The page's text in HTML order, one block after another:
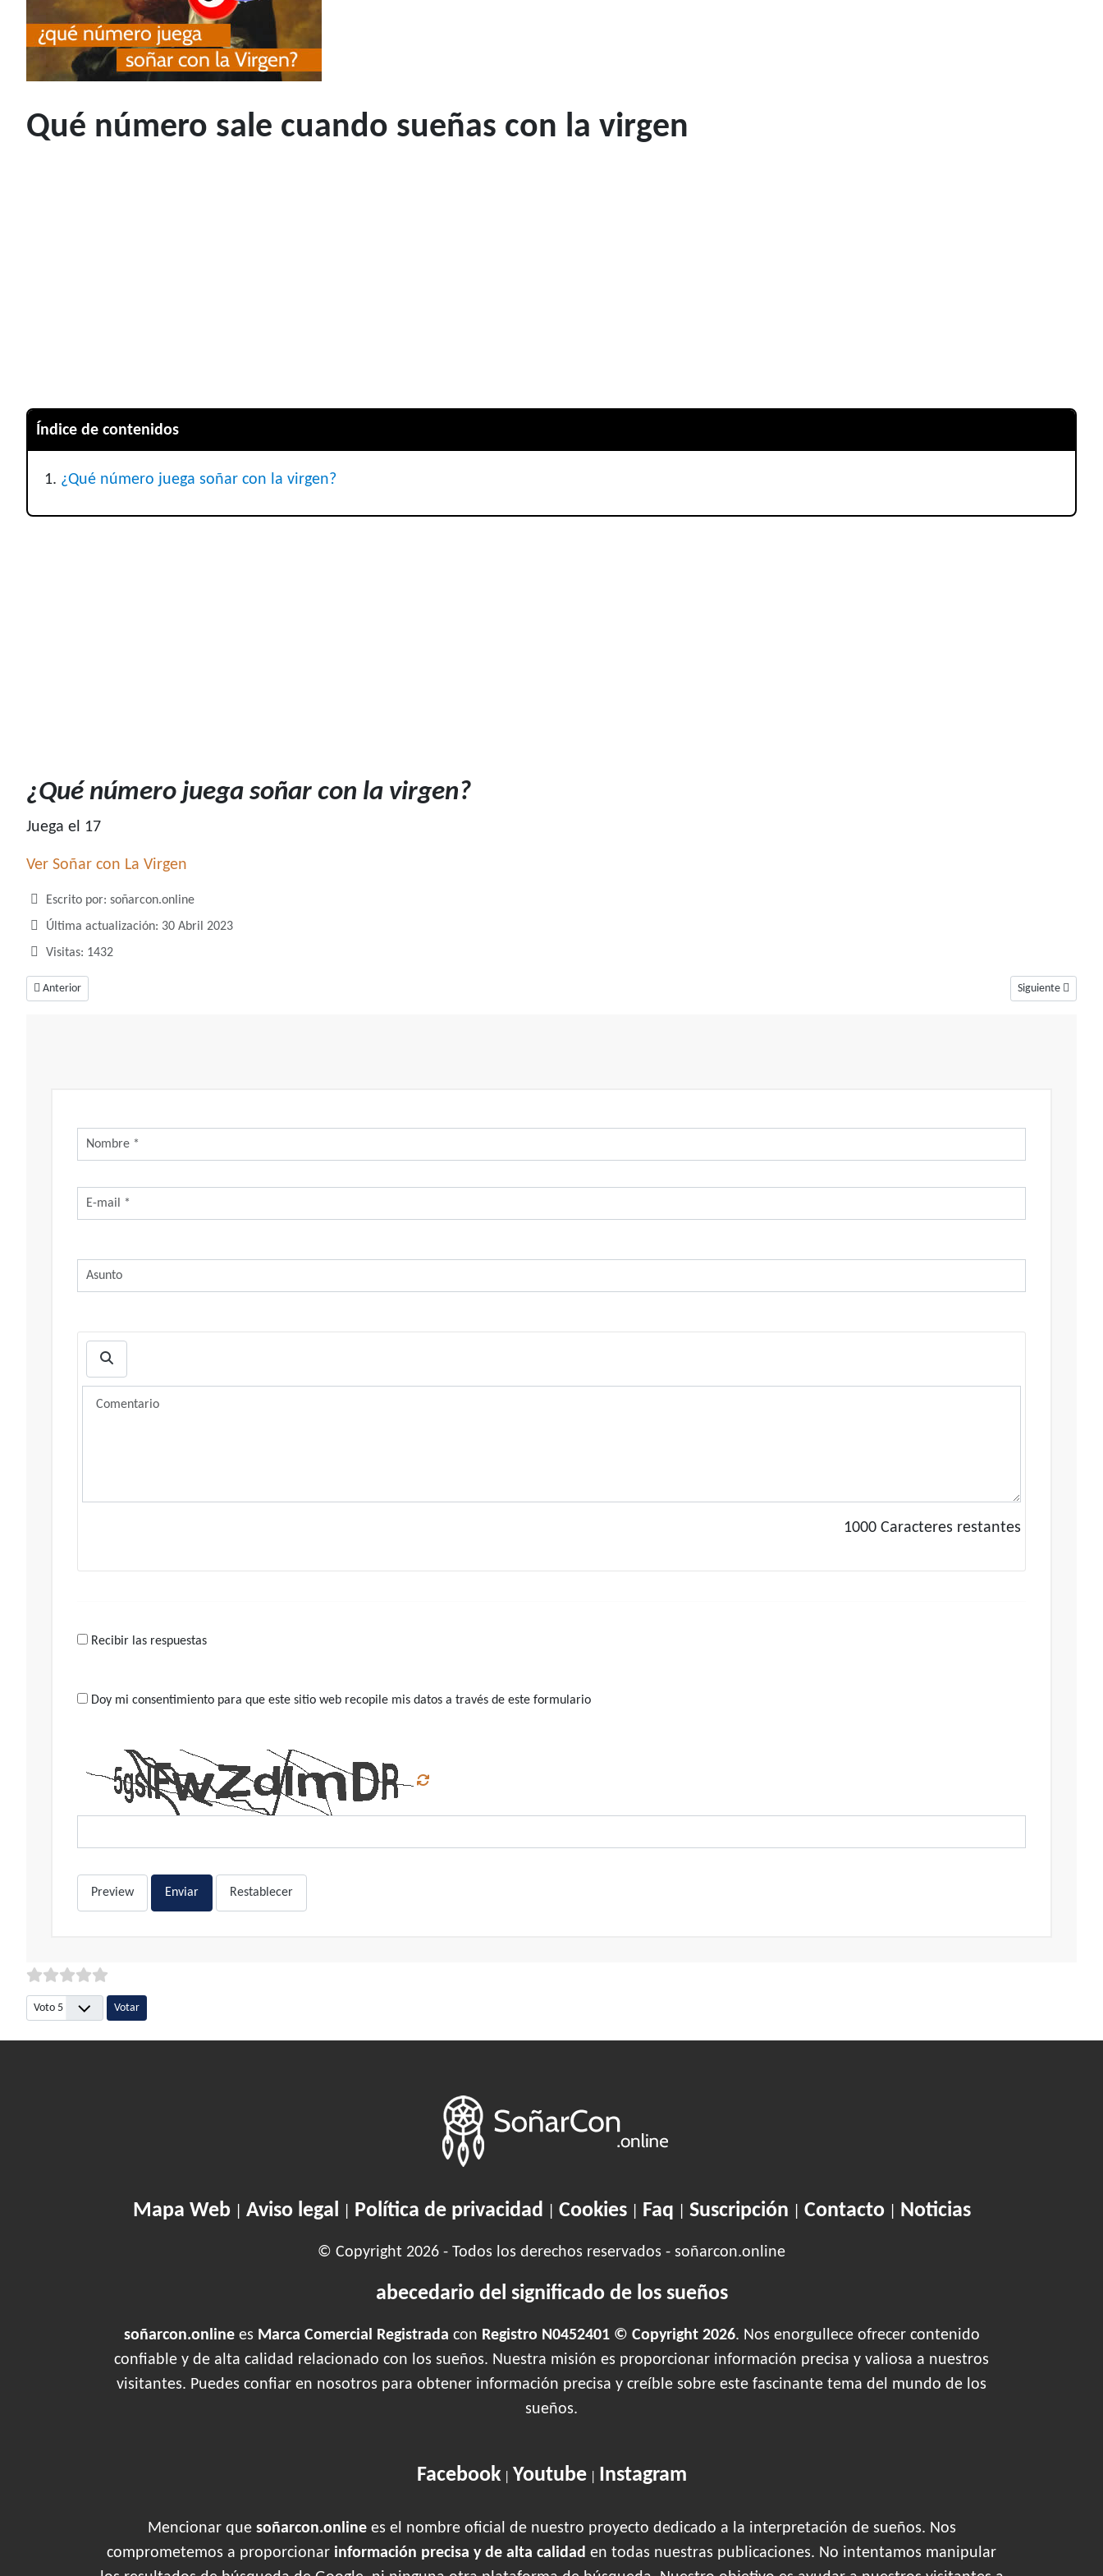
Qué número sale cuando sueñas con la virgen
Índice de contenidos
¿Qué número juega soñar con la virgen?
¿Qué número juega soñar con la virgen?
Juega el 17
Ver Soñar con La Virgen
Detalles
Escrito por: soñarcon.online
Última actualización: 30 Abril 2023
Visitas: 1432
Artículo anterior: ¿Qué número juega soñar con la luna?
Anterior Artículo siguiente:
Siguiente
1000 Caracteres restantes
Recibir las respuestas
Doy mi consentimiento para que este sitio web recopile mis datos a través de este formulario
Preview Enviar Restablecer
Por favor, vote
Mapa Web| Aviso legal Política de privacidad Cookies| Faq Suscripción Contacto| Noticias
© Copyright 2026 - Todos los derechos reservados - soñarcon.online
abecedario del significado de los sueños
soñarcon.onlinees Marca Comercial Registrada con Registro N0452401 © Copyright 2026. Nos enorgullece ofrecer contenido
confiable y de alta calidad relacionado con los sueños. Nuestra misión es proporcionar información precisa y valiosa a nuestros
visitantes. Puedes confiar en nosotros para obtener información precisa y creíble sobre este fascinante tema del mundo de los
sueños.
Facebook| Youtube| Instagram
Mencionar que soñarcon.onlinees el nombre oficial de nuestro proyecto dedicado a la interpretación de sueños. Nos
comprometemos a proporcionar información precisa y de alta calidad en todas nuestras publicaciones. No intentamos manipular